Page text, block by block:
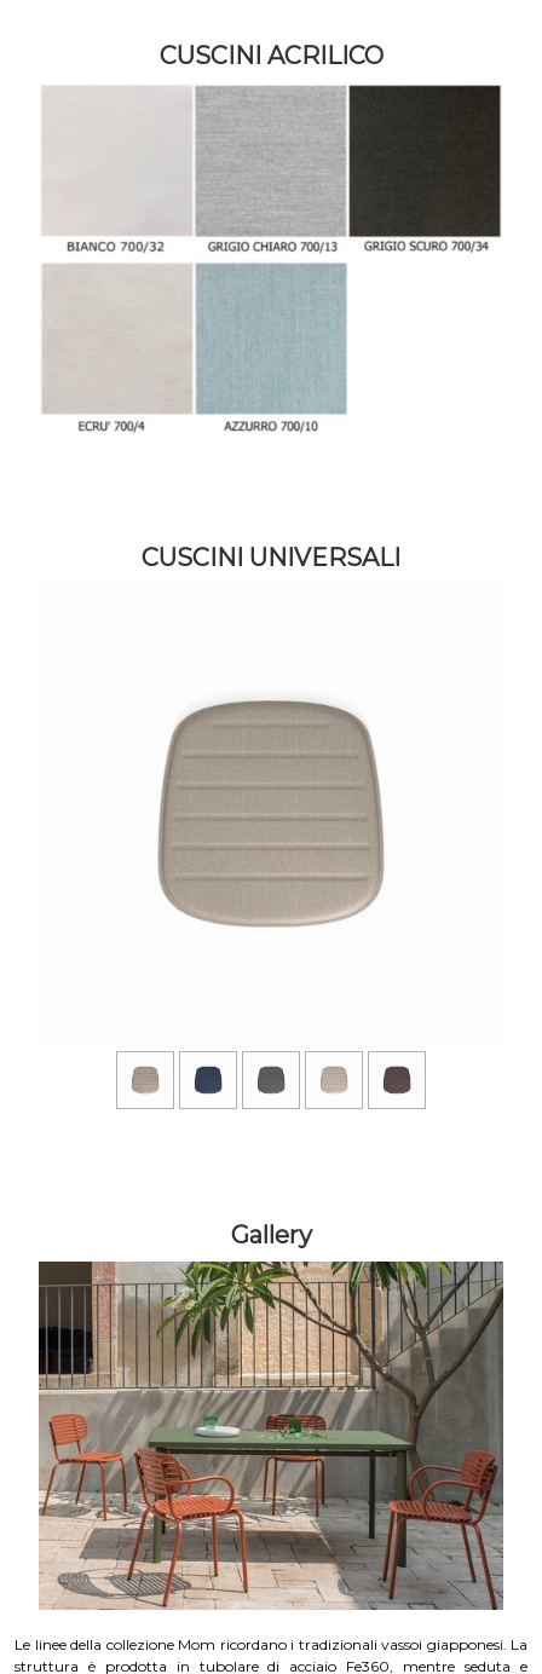
CUSCINI ACRILICO
CUSCINI UNIVERSALI
Gallery
Le linee della collezione Mom ricordano i tradizionali vassoi giapponesi. La
struttura è prodotta in tubolare di acciaio Fe360, mentre seduta e